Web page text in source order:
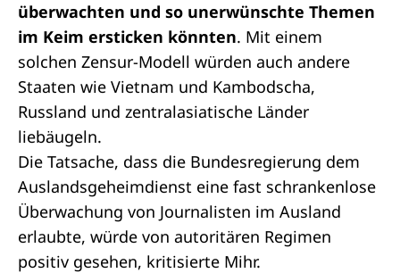
überwachten und so unerwünschte Themen
im Keim ersticken könnten. Mit einem
solchen Zensur-Modell würden auch andere
Staaten wie Vietnam und Kambodscha,
Russland und zentralasiatische Länder
liebäugeln.
Die Tatsache, dass die Bundesregierung dem
Auslandsgeheimdienst eine fast schrankenlose
Überwachung von Journalisten im Ausland
erlaubte, würde von autoritären Regimen
positiv gesehen, kritisierte Mihr.